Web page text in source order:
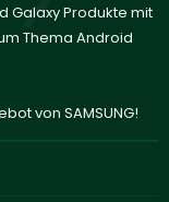
Galaxy Produkte mit
Thema Android
von SAMSUNG!